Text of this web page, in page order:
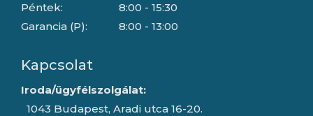
Péntek:
Garancia (P):
8:00 - 15:30
8:00 - 13:00
Kapcsolat
Iroda/ügyfélszolgálat:
1043 Budapest, Aradi utca 16-20.